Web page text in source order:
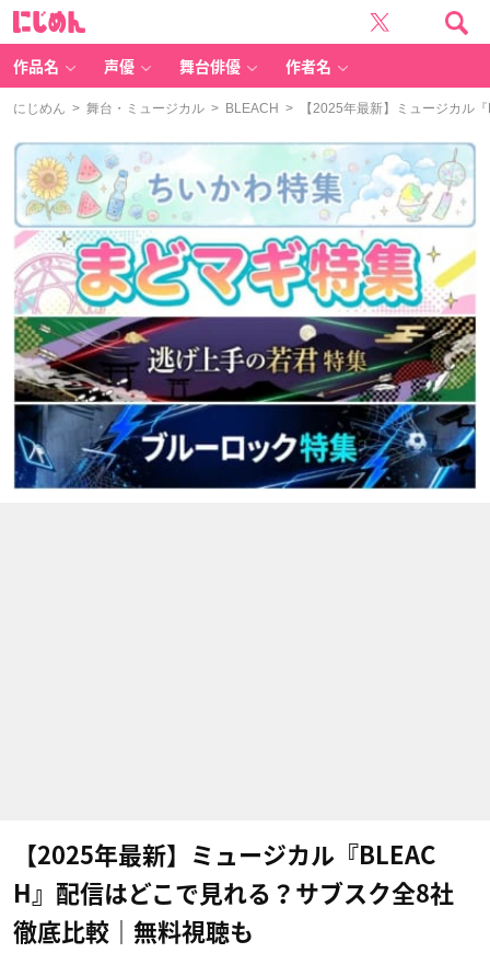
作品名 声優 舞台俳優 作者名
にじめん > 舞台・ミュージカル > BLEACH > 【2025年最新】ミュージカル
【2025年最新】ミュージカル『BLEAC
H』配信はどこで見れる？サブスク全8社
徹底比較｜無料視聴も